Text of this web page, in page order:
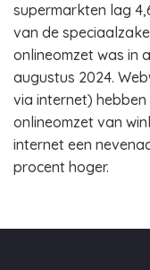
supermarkten lag
van de
onlineomzet was in
augustus 2024.
via internet) hebben
onlineomzet van
internet een
procent hoger.